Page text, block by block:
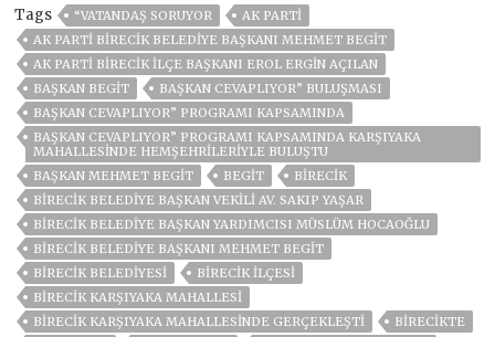
Tags “VATANDAŞ SORUYOR
AK PARTİ
AK PARTI BIRECIK BELEDIYE BAŞKANI MEHMET BEGIT
AK PARTI BIRECIK İLÇE BAŞKANI EROL ERGIN AÇILAN
BAŞKAN BEGIT
BAŞKAN CEVAPLIYOR” BULUŞMASI
BAŞKAN CEVAPLIYOR” PROGRAMI KAPSAMINDA
BAŞKAN CEVAPLIYOR” PROGRAMI KAPSAMINDA KARŞIYAKA
MAHALLESINDE HEMŞEHRILERIYLE BULUŞTU
BAŞKAN MEHMET BEGİT
BEGIT
BİRECİK
BIRECIK BELEDIYE BAŞKAN VEKILI AV. SAKIP YAŞAR
BIRECIK BELEDIYE BAŞKAN YARDIMCISI MÜSLÜM HOCAOĞLU
BIRECIK BELEDIYE BAŞKANI MEHMET BEGIT
BIRECIK BELEDIYESI
BİRECİK İLÇESİ
BIRECIK KARŞIYAKA MAHALLESI
BIRECIK KARŞIYAKA MAHALLESINDE GERÇEKLEŞTI
BİRECİKTE